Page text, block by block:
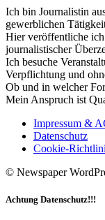
Ich bin Journalistin
gewerblichen
Hier veröffentliche ich
journalistischer
Ich besuche
Verpflichtung und
Ob und in welcher
Mein Anspruch ist
Impressum &
Datenschutz
Cookie-
© Newspaper
Achtung Datenschutz!!!